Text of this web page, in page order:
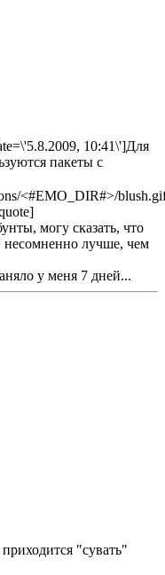
10:41\']Для
пакеты с
<#EMO_DIR#>/
могу сказать, что
несомненно лучше, чем
у меня 7 дней...
"сувать"